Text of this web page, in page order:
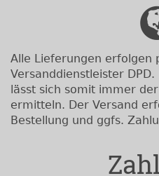
Alle Lieferungen erfolgen
Versanddienstleister
lässt sich somit immer
ermitteln. Der Versand
Bestellung und ggfs.